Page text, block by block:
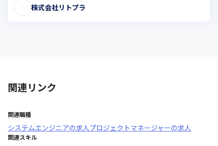
株式会社リトプラ
関連リンク
関連職種
システムエンジニアの求人プロジェクトマネージャーの求人
関連スキル